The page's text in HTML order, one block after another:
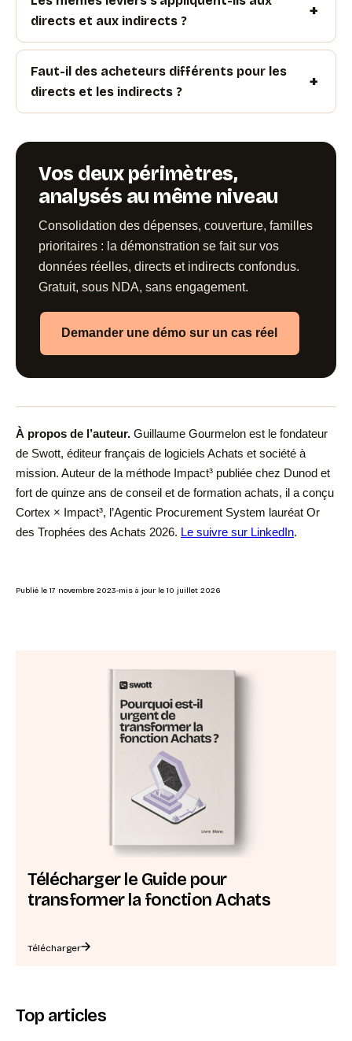
directs et aux indirects ?
Faut-il des acheteurs différents pour les
directs et les indirects ?
Vos deux périmètres,
analysés au même niveau
Consolidation des dépenses, couverture, familles
prioritaires : la démonstration se fait sur vos
données réelles, directs et indirects confondus.
Gratuit, sous NDA, sans engagement.
Demander une démo sur un cas réel
À propos de l’auteur. Guillaume Gourmelon est le fondateur
de Swott, éditeur français de logiciels Achats et société à
mission. Auteur de la méthode Impact³ publiée chez Dunod et
fort de quinze ans de conseil et de formation achats, il a conçu
Cortex × Impact³, l’Agentic Procurement System lauréat Or
des Trophées des Achats 2026. Le suivre sur LinkedIn.
Publié le 17 novembre 2023-mis à jour le 10 juillet 2026
Télécharger le Guide pour
transformer la fonction Achats
Télécharger
Top articles